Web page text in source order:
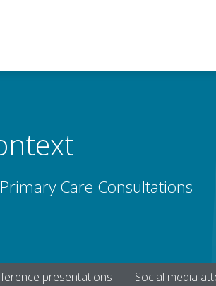
Care Consultations
presentations Social media